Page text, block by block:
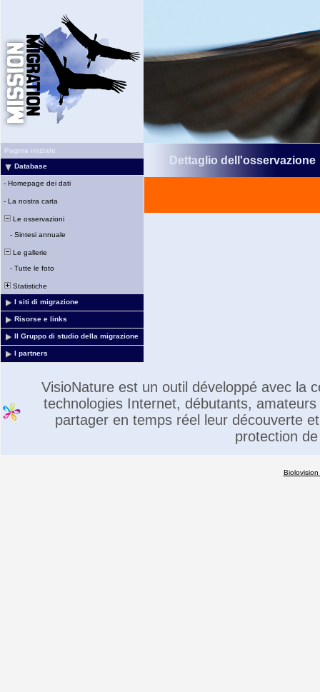
Pagina iniziale
Database
- Homepage dei dati
- La nostra carta
Le osservazioni
- Sintesi annuale
Le gallerie
- Tutte le foto
Statistiche
I siti di migrazione
Risorse e links
Il Gruppo di studio della migrazione
I partners
Dettaglio dell'osservazione
VisioNature est un outil développé avec la
technologies Internet, débutants,
partager en temps réel leur découverte
protection
Biolovision